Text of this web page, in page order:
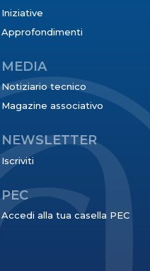
Iniziative
Approfondimenti
MEDIA
Notiziario tecnico
Magazine associativo
NEWSLETTER
Iscriviti
PEC
Accedi alla tua casella PEC